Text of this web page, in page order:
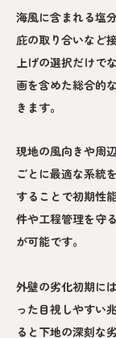
海風に含まれる塩
庇の取り合いなど
上げの選択だけで
画を含めた総合的
きます。
現地の風向きや周
ごとに最適な系統
することで初期性
件や工程管理を守
が可能です。
外壁の劣化初期に
った目視しやすい
ると下地の深刻な